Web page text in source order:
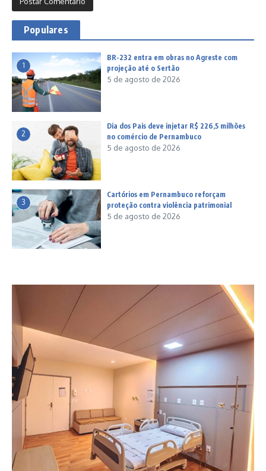
Populares
1
BR-232 entra em obras no Agreste com
projeção até o Sertão
5 de agosto de 2026
2
Dia dos Pais deve injetar R$ 226,5 milhões
no comércio de Pernambuco
5 de agosto de 2026
3
Cartórios em Pernambuco reforçam
proteção contra violência patrimonial
5 de agosto de 2026